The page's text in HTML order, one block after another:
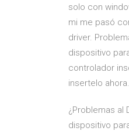
solo con
mi me pasó
driver.
dispositivo
controlador
insertelo ahora.
¿Problemas al
dispositivo